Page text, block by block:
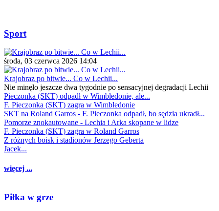
Sport
środa, 03 czerwca 2026 14:04
Krajobraz po bitwie... Co w Lechii...
Nie minęło jeszcze dwa tygodnie po sensacyjnej degradacji Lechii
Pieczonka (SKT) odpadł w Wimbledonie, ale...
F. Pieczonka (SKT) zagra w Wimbledonie
SKT na Roland Garros - F. Pieczonka odpadł, bo sędzia ukradł...
Pomorze znokautowane - Lechia i Arka skopane w lidze
F. Pieczonka (SKT) zagra w Roland Garros
Z różnych boisk i stadionów Jerzego Geberta
Jacek...
więcej ...
Piłka w grze